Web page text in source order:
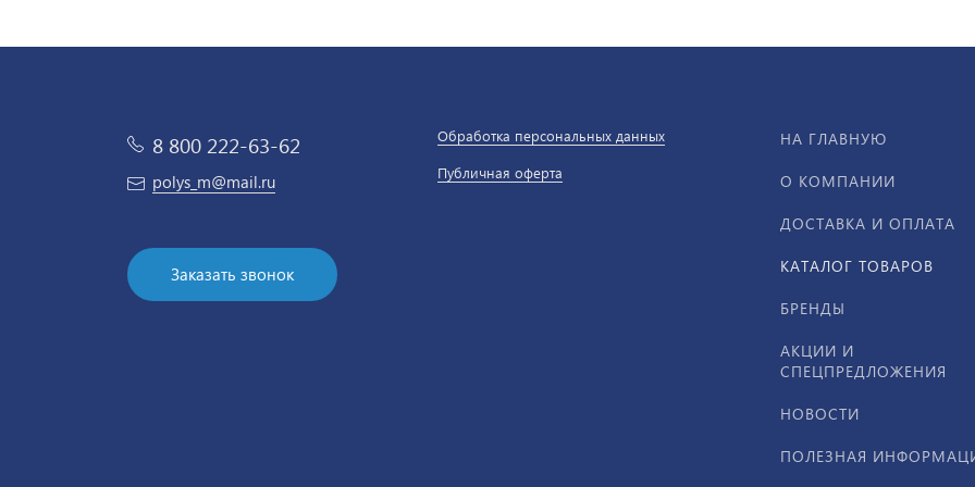
8 800 222-63-62
polys_m@mail.ru
Заказать звонок
Обработка персональных данных
Публичная оферта
НА ГЛАВНУЮ
О КОМПАНИИ
ДОСТАВКА И ОПЛАТА
КАТАЛОГ ТОВАРОВ
БРЕНДЫ
АКЦИИ И
СПЕЦПРЕДЛОЖЕНИЯ
НОВОСТИ
ПОЛЕЗНАЯ